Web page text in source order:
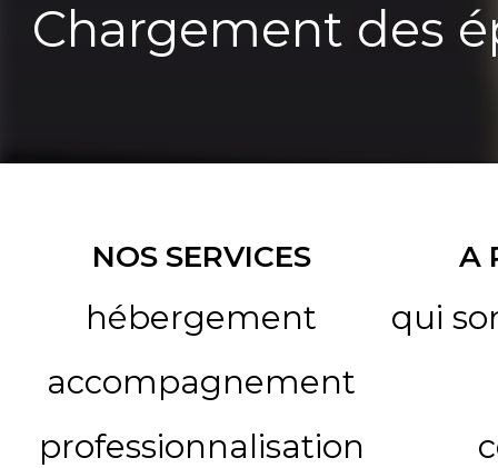
Chargement des
NOS SERVICES
hébergement
accompagnement
professionnalisation
A
qui